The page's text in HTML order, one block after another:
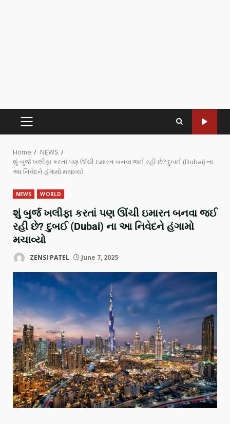
Home
NEWS
શું બુર્જ ખલીફા કરતાં પણ ઊંચી ઇમારત બનવા જઈ રહી છે? દુબઈ (Dubai) ના
આ નિવેદને હંગામો મચાવ્યો
NEWS WORLD
શું બુર્જ ખલીફા કરતાં પણ ઊંચી ઇમારત બનવા જઈ
રહી છે? દુબઈ (Dubai) ના આ નિવેદને હંગામો
મચાવ્યો
ZENSI PATEL June 7, 2025